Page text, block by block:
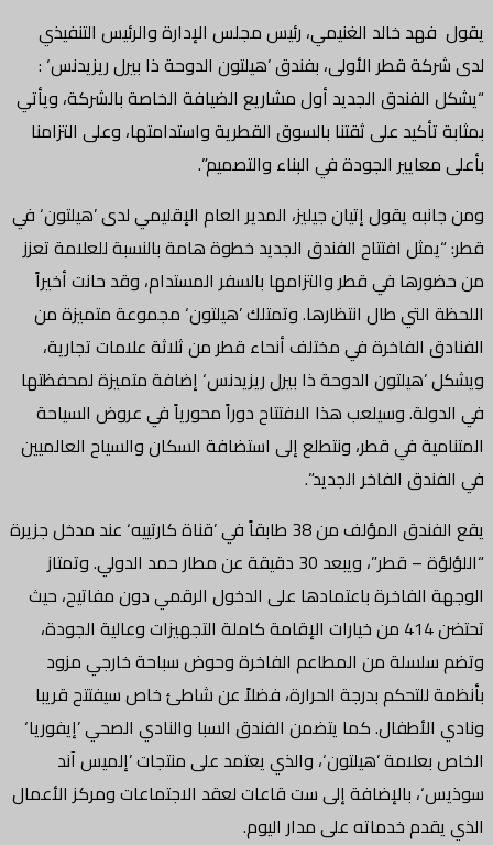
يقول فهد خالد الغنيمي، رئيس مجلس الإدارة والرئيس التنفيذي
لدى شركة قطر الأولى، بفندق ’هيلتون الدوحة ذا بيرل ريزيدنس‘ :
“يشكل الفندق الجديد أول مشاريع الضيافة الخاصة بالشركة، ويأتي
بمثابة تأكيد على ثقتنا بالسوق القطرية واستدامتها، وعلى التزامنا
بأعلى معايير الجودة في البناء والتصميم”.
ومن جانبه يقول إتيان جيليز، المدير العام الإقليمي لدى ’هيلتون‘ في
قطر: “يمثل افتتاح الفندق الجديد خطوة هامة بالنسبة للعلامة تعزز
من حضورها في قطر والتزامها بالسفر المستدام، وقد حانت أخيراً
اللحظة التي طال انتظارها. وتمتلك ’هيلتون‘ مجموعة متميزة من
الفنادق الفاخرة في مختلف أنحاء قطر من ثلاثة علامات تجارية،
ويشكل ’هيلتون الدوحة ذا بيرل ريزيدنس‘ إضافة متميزة لمحفظتها
في الدولة. وسيلعب هذا الافتتاح دوراً محورياً في عروض السياحة
المتنامية في قطر، ونتطلع إلى استضافة السكان والسياح العالميين
في الفندق الفاخر الجديد”.
يقع الفندق المؤلف من 38 طابقاً في ’قناة كارتييه‘ عند مدخل جزيرة
“اللؤلؤة – قطر”، ويبعد 30 دقيقة عن مطار حمد الدولي. وتمتاز
الوجهة الفاخرة باعتمادها على الدخول الرقمي دون مفاتيح، حيث
تحتضن 414 من خيارات الإقامة كاملة التجهيزات وعالية الجودة،
وتضم سلسلة من المطاعم الفاخرة وحوض سباحة خارجي مزود
بأنظمة للتحكم بدرجة الحرارة، فضلاً عن شاطئ خاص سيفتتح قريبا
ونادي الأطفال. كما يتضمن الفندق السبا والنادي الصحي ’إيفوريا‘
الخاص بعلامة ’هيلتون‘، والذي يعتمد على منتجات ’إلميس آند
سوذيس‘، بالإضافة إلى ست قاعات لعقد الاجتماعات ومركز الأعمال
الذي يقدم خدماته على مدار اليوم.